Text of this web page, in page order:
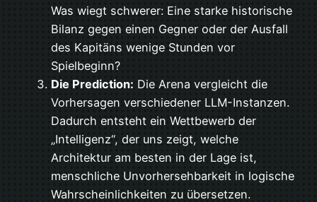
Was wiegt schwerer: Eine starke historische
Bilanz gegen einen Gegner oder der Ausfall
des Kapitäns wenige Stunden vor
Spielbeginn?
Die Prediction: Die Arena vergleicht die
Vorhersagen verschiedener LLM-Instanzen.
Dadurch entsteht ein Wettbewerb der
„Intelligenz“, der uns zeigt, welche
Architektur am besten in der Lage ist,
menschliche Unvorhersehbarkeit in logische
Wahrscheinlichkeiten zu übersetzen.